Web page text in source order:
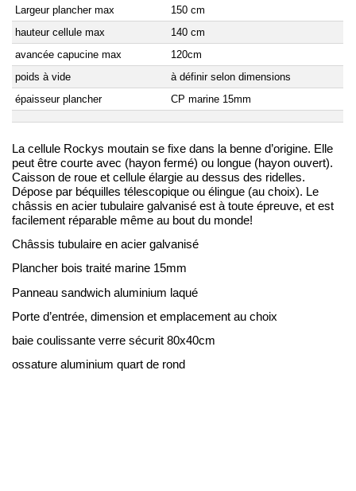
Largeur plancher max
150 cm
hauteur cellule max
140 cm
avancée capucine max
120cm
poids à vide
à définir selon dimensions
épaisseur plancher
CP marine 15mm
La cellule Rockys moutain se fixe dans la benne d’origine. Elle
peut être courte avec (hayon fermé) ou longue (hayon ouvert).
Caisson de roue et cellule élargie au dessus des ridelles.
Dépose par béquilles télescopique ou élingue (au choix). Le
châssis en acier tubulaire galvanisé est à toute épreuve, et est
facilement réparable même au bout du monde!
Châssis tubulaire en acier galvanisé
Plancher bois traité marine 15mm
Panneau sandwich aluminium laqué
Porte d’entrée, dimension et emplacement au choix
baie coulissante verre sécurit 80x40cm
ossature aluminium quart de rond